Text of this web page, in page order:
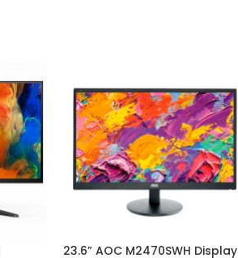
23.6” AOC M2470SWH Display